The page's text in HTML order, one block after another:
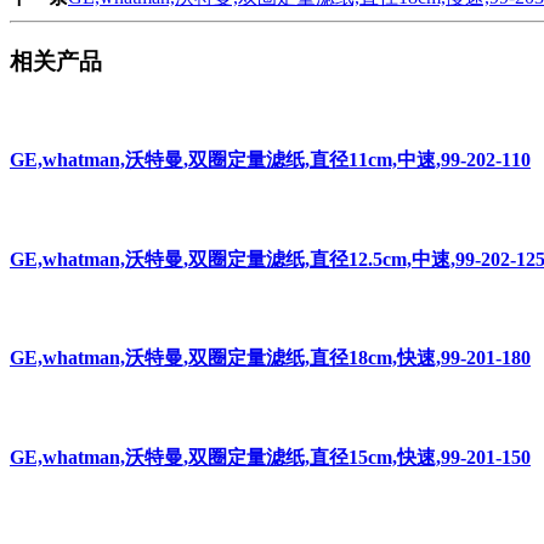
相关产品
GE,whatman,沃特曼,双圈定量滤纸,直径11cm,中速,99-202-110
GE,whatman,沃特曼,双圈定量滤纸,直径12.5cm,中速,99-202-125
GE,whatman,沃特曼,双圈定量滤纸,直径18cm,快速,99-201-180
GE,whatman,沃特曼,双圈定量滤纸,直径15cm,快速,99-201-150